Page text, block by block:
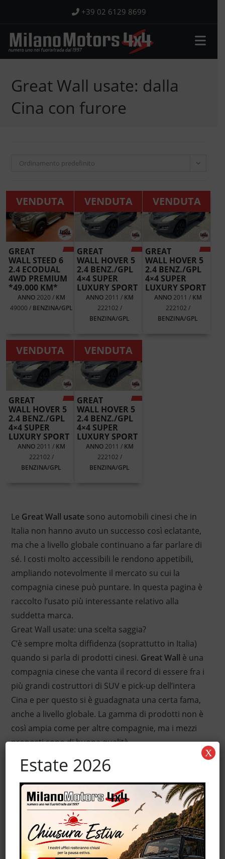
contenuto
+39 02 6129 8699
Great Wall usate: dalla
Cina con furore
Ordinamento predefinito
VENDUTA
GREAT
WALL STEED 6
2.4 ECODUAL
4WD PREMIUM
*49.000 KM*
ANNO2020 / KM
49000 / BENZINA/GPL
VENDUTA
GREAT
WALL HOVER 5
2.4 BENZ./GPL
4×4 SUPER
LUXURY SPORT
ANNO2011 / KM
222102 /
BENZINA/GPL
VENDUTA
GREAT
WALL HOVER 5
2.4 BENZ./GPL
4×4 SUPER
LUXURY SPORT
ANNO2011 / KM
222102 /
BENZINA/GPL
VENDUTA
GREAT
WALL HOVER 5
2.4 BENZ./GPL
4×4 SUPER
LUXURY SPORT
ANNO2011 / KM
222102 /
BENZINA/GPL
VENDUTA
GREAT
WALL HOVER 5
2.4 BENZ./GPL
4×4 SUPER
LUXURY SPORT
ANNO2011 / KM
222102 /
BENZINA/GPL
Le Great Wall usatesono automobili cinesi che in
Italia non hanno avuto un successo così eclatante,
ma che a livello globale continuano a far parlare di
sé. I costi molto accessibili le rendono appetibili,
ampliando notevolmente il mercato su cui la
compagnia cinese può puntare. In questa pagina è
raccolto l’usato più interessante relativo alla
suddetta marca.
Great Wall usate: una scelta saggia?
C’è sempre molta diffidenza (soprattutto in Italia)
quando si parla di prodotti cinesi. Great Wall è una
compagnia cinese che vanta il record di essere fra i
più grandi costruttori di SUV e pick-up dell’intera
Cina e per questo si è guadagnata una certa fama,
anche a livello globale. La gamma di prodotti non è
così ampia come per altre compagnie, ma i mezzi
proposti sono di buona qualità.
Le prime tracce di questa compagnia sul mercato
italiano si hanno nel 2006, con alcuni modelli di500
Hover, che montavano un motore 2.4 a benzina
Mitsubishi (disponibile anche in versione GPL).
L’accoglienza del pubblico, pur rimanendo
relativamente fredda, non è stata un disastro
completo e il colosso cinese ha continuato a
Estate 2026
X